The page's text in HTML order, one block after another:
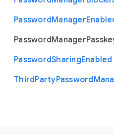
PasswordManager
PasswordManager
PasswordSharingEnabled
ThirdPartyPassword